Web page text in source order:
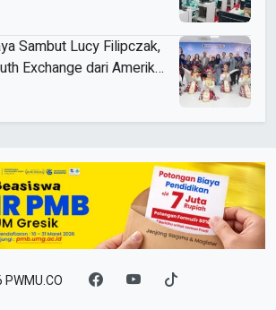
Sambut Lucy Filipczak,
Exchange dari Amerika